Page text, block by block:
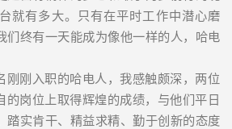
就有多大。只有在平时工作中潜心磨
们终有一天能成为像他一样的人，哈电
刚刚入职的哈电人，我感触颇深，两位
的岗位上取得辉煌的成绩，与他们平日
踏实肯干、精益求精、勤于创新的态度